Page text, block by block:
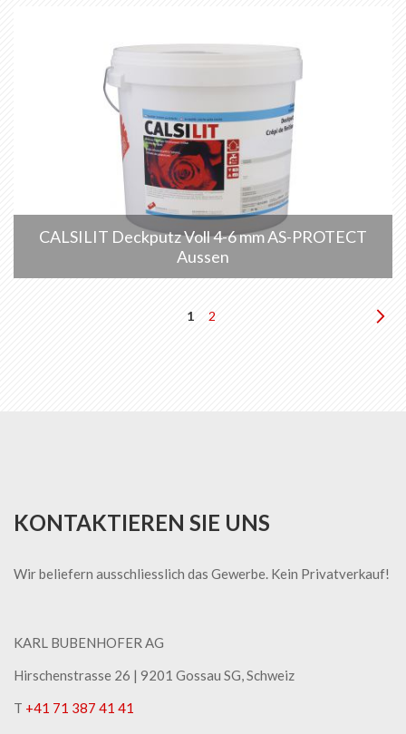
CALSILIT Deckputz Voll 4-6 mm AS-PROTECT
Aussen
Seite
Sie
1 Seite
2
KONTAKTIEREN SIE UNS
Wir beliefern ausschliesslich das Gewerbe. Kein Privatverkauf!
KARL BUBENHOFER AG
Hirschenstrasse 26 | ​9201 Gossau SG, Schweiz
T +41 71 387 41 41